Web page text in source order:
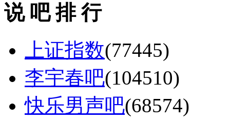
说 吧 排 行
上证指数(77445)
李宇春吧(104510)
快乐男声吧(68574)